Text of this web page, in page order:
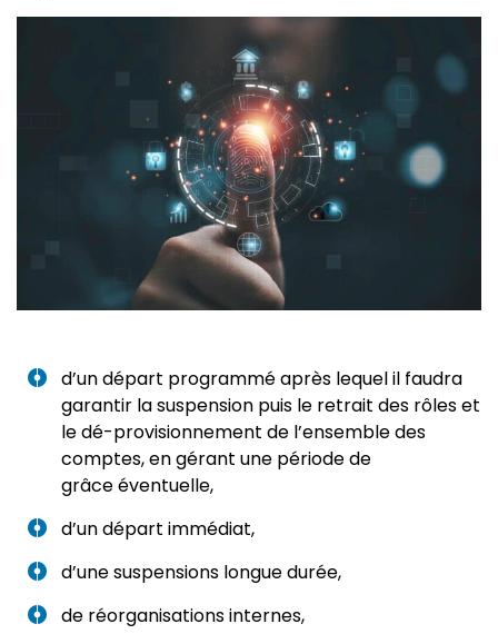
d’un départ programmé après lequel il faudra
garantir la suspension puis le retrait des rôles et
le dé-provisionnement de l’ensemble des
comptes, en gérant une période de
grâce éventuelle,
d’un départ immédiat,
d’une suspensions longue durée,
de réorganisations internes,